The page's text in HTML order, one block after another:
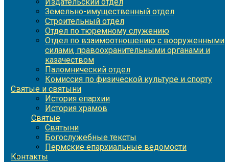
Земельно-имущественный отдел
Строительный отдел
Отдел по тюремному служению
Отдел по взаимоотношению с вооруженными
силами, правоохранительными органами и
казачеством
Паломнический отдел
Комиссия по физической культуре и спорту
Святые и святыни
История епархии
История храмов
Святые
Святыни
Богослужебные тексты
Пермские епархиальные ведомости
Контакты